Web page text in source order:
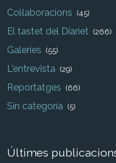
Col·laboracions (45)
El tastet del Diariet (266)
Galeries (55)
L'entrevista (29)
Reportatges (66)
Sin categoría (5)
Últimes